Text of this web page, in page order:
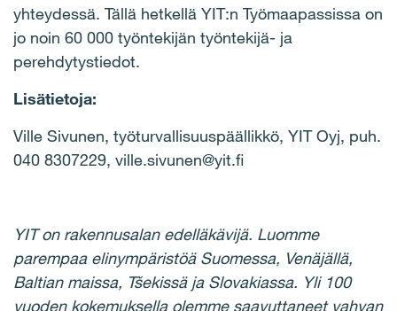
yhteydessä. Tällä hetkellä YIT:n Työmaapassissa on
jo noin 60 000 työntekijän työntekijä- ja
perehdytystiedot.
Lisätietoja:
Ville Sivunen, työturvallisuuspäällikkö, YIT Oyj, puh.
040 8307229, ville.sivunen@yit.fi
YIT on rakennusalan edelläkävijä. Luomme
parempaa elinympäristöä Suomessa, Venäjällä,
Baltian maissa, Tšekissä ja Slovakiassa. Yli 100
vuoden kokemuksella olemme saavuttaneet vahvan